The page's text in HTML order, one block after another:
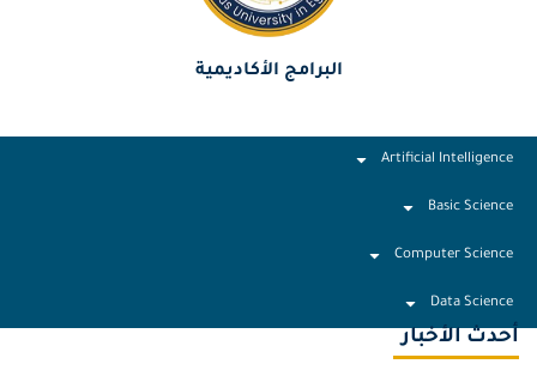
البرامج الأكاديمية
Artificial Intelligence
Basic Science
Computer Science
Data Science
أحدث الأخبار